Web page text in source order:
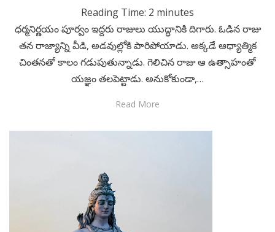
Reading Time: 2 minutes
ధర్మనిర్ణయం పూర్వం ఇద్దరు రాజులు యుద్ధానికి దిగారు. ఓడిన రాజు
తన రాజ్యాన్ని వీడి, అడవుల్లోకి పారిపోయాడు. అక్కడే ఆధ్యాత్మిక
చింతనతో కాలం గడుపుతున్నాడు. గెలిచిన రాజు ఆ ఉత్సాహంతో
యజ్ఞం తలపెట్టాడు. అనుకోకుండా,…
Read More